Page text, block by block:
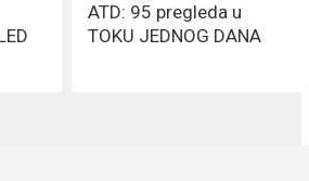
ATD: 95 pregleda u
TOKU JEDNOG DANA